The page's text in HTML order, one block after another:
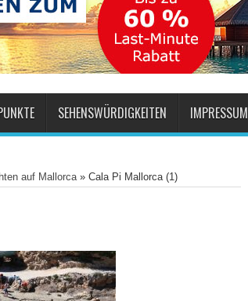
SEHENSWÜRDIGKEITEN IMPRESSUM
auf Mallorca» Cala Pi Mallorca (1)